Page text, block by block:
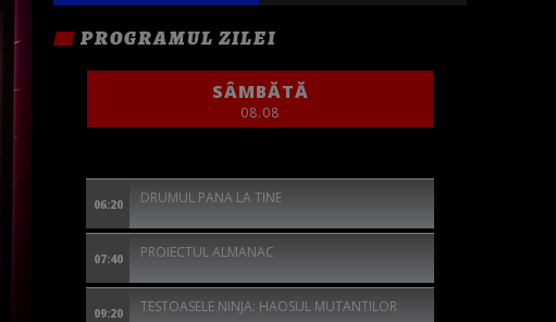
PROGRAMUL ZILEI
SÂMBĂTĂ
08.08
06:20 DRUMUL PANA LA TINE
07:40 PROIECTUL ALMANAC
09:20 TESTOASELE NINJA: HAOSUL MUTANTILOR